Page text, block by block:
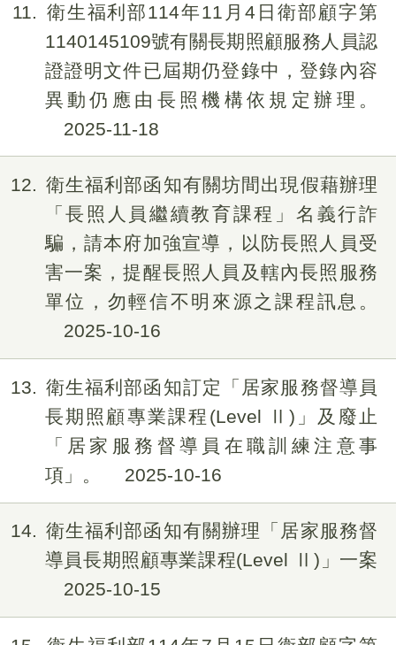
11
衛生福利部114年11月4日衛部顧字第
1140145109號有關長期照顧服務人員認
證證明文件已屆期仍登錄中，登錄內容
異動仍應由長照機構依規定辦理。
2025-11-18
12
衛生福利部函知有關坊間出現假藉辦理
「長照人員繼續教育課程」名義行詐
騙，請本府加強宣導，以防長照人員受
害一案，提醒長照人員及轄內長照服務
單位，勿輕信不明來源之課程訊息。
2025-10-16
13
衛生福利部函知訂定「居家服務督導員
長期照顧專業課程(Level Ⅱ)」及廢止
「居家服務督導員在職訓練注意事
項」。
2025-10-16
14
衛生福利部函知有關辦理「居家服務督
導員長期照顧專業課程(Level Ⅱ)」一案
2025-10-15